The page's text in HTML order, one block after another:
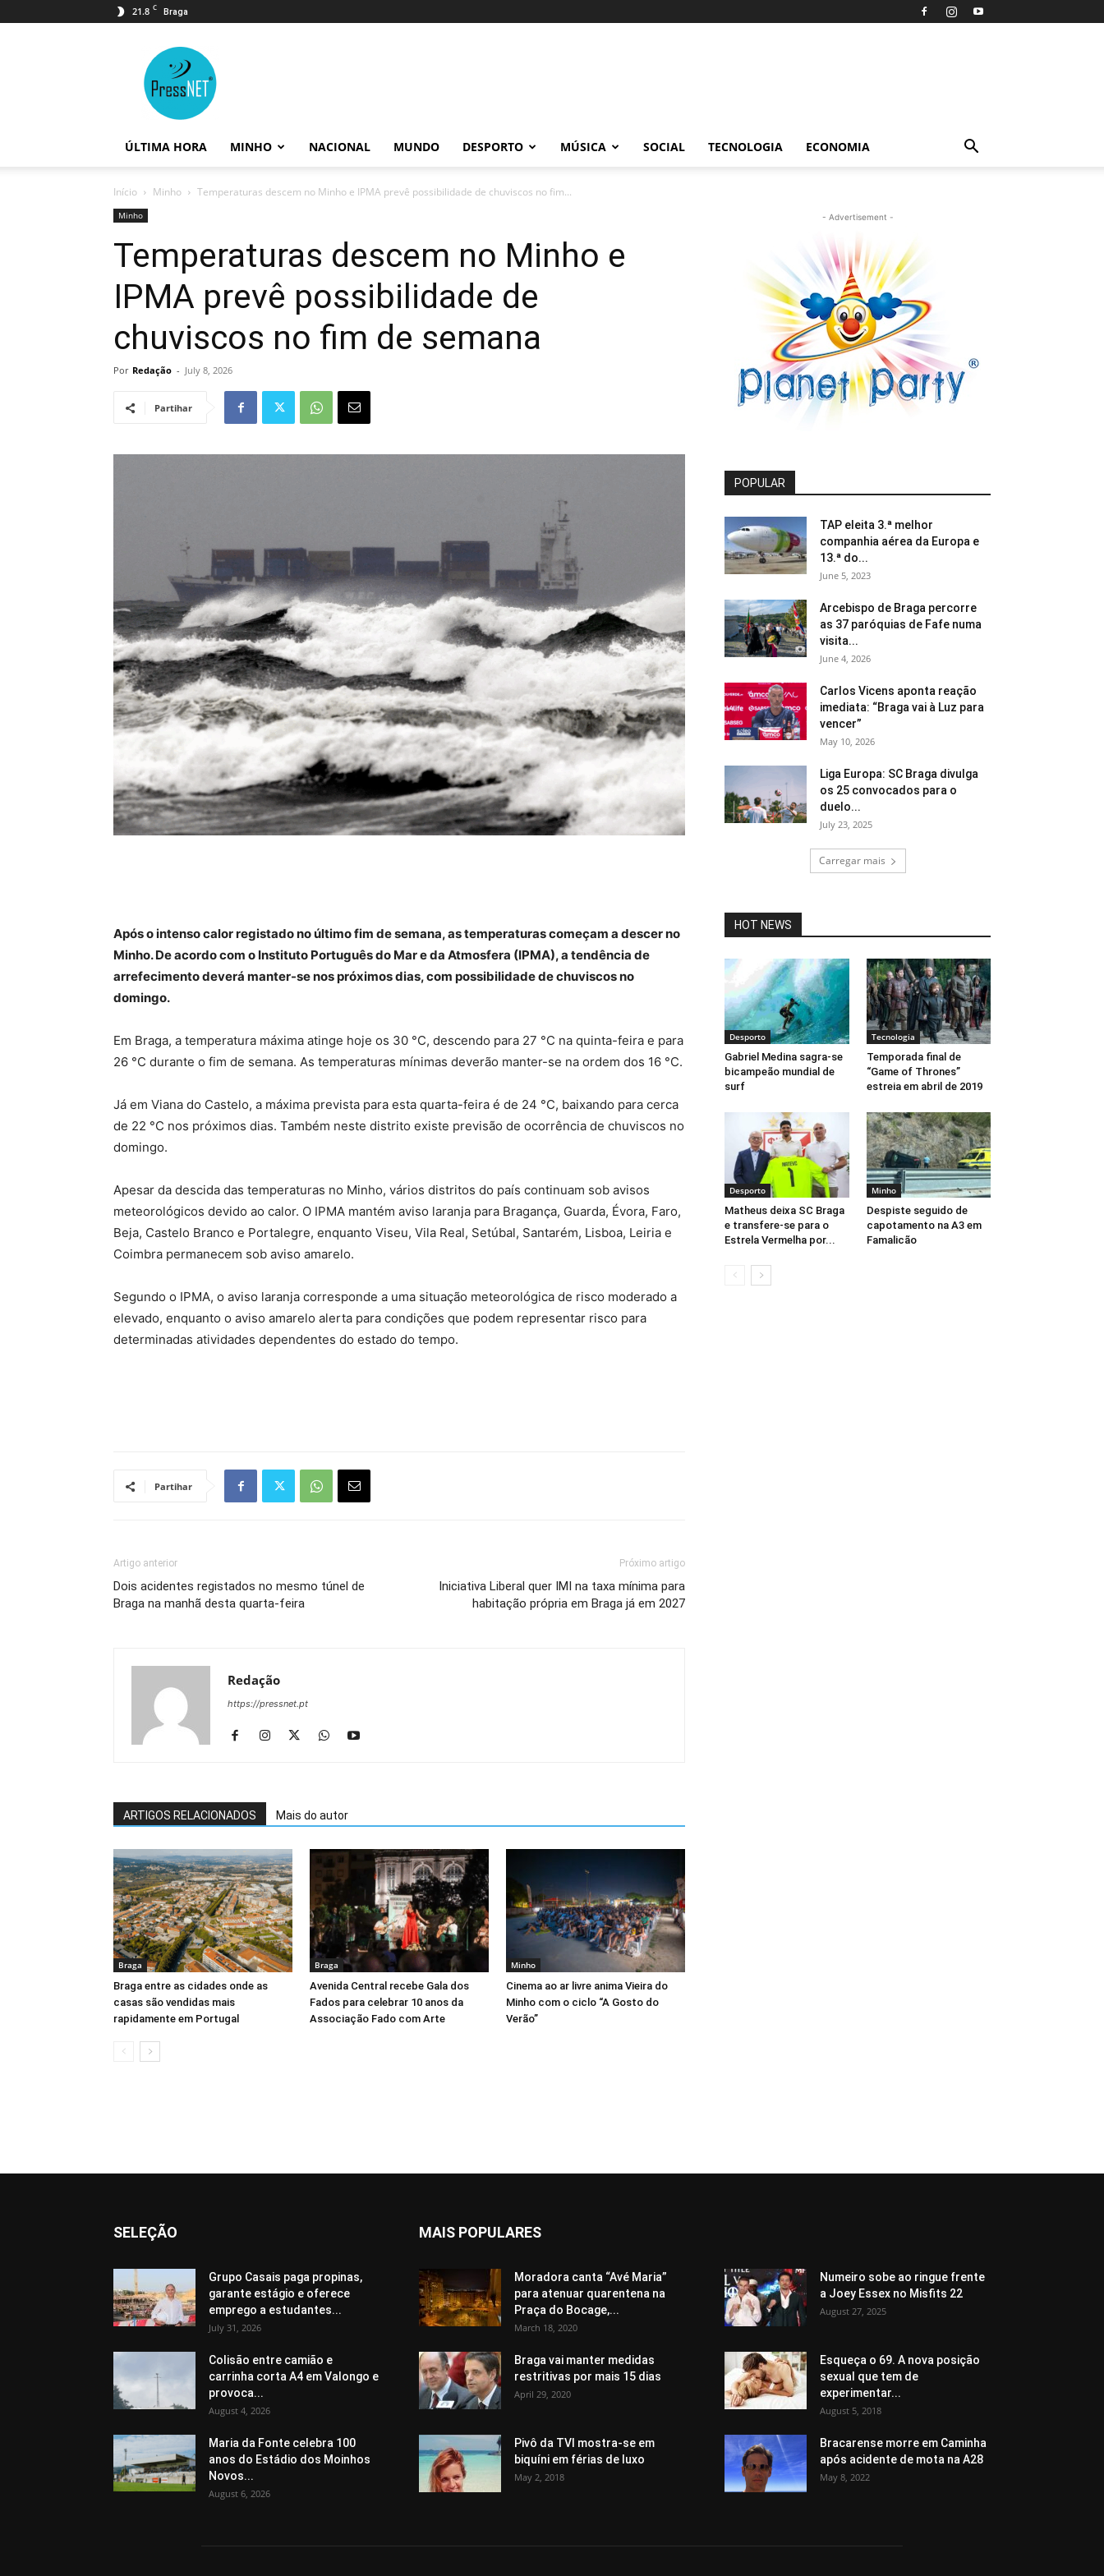
21.8 C Braga
ÚLTIMA HORA MINHO NACIONAL MUNDO DESPORTO MÚSICA SOCIAL TECNOLOGIA ECONOMIA
Início Minho Temperaturas descem no Minho e IPMA prevê possibilidade de chuviscos no fim...
Minho
Temperaturas descem no Minho e
IPMA prevê possibilidade de
chuviscos no fim de semana
Por Redação - July 8, 2026
Partihar
Após o intenso calor registado no último fim de semana, as temperaturas começam a descer no
Minho. De acordo com o Instituto Português do Mar e da Atmosfera (IPMA), a tendência de
arrefecimento deverá manter-se nos próximos dias, com possibilidade de chuviscos no
domingo.
Em Braga, a temperatura máxima atinge hoje os 30 °C, descendo para 27 °C na quinta-feira e para
26 °C durante o fim de semana. As temperaturas mínimas deverão manter-se na ordem dos 16 °C.
Já em Viana do Castelo, a máxima prevista para esta quarta-feira é de 24 °C, baixando para cerca
de 22 °C nos próximos dias. Também neste distrito existe previsão de ocorrência de chuviscos no
domingo.
Apesar da descida das temperaturas no Minho, vários distritos do país continuam sob avisos
meteorológicos devido ao calor. O IPMA mantém aviso laranja para Bragança, Guarda, Évora, Faro,
Beja, Castelo Branco e Portalegre, enquanto Viseu, Vila Real, Setúbal, Santarém, Lisboa, Leiria e
Coimbra permanecem sob aviso amarelo.
Segundo o IPMA, o aviso laranja corresponde a uma situação meteorológica de risco moderado a
elevado, enquanto o aviso amarelo alerta para condições que podem representar risco para
determinadas atividades dependentes do estado do tempo.
Partihar
Artigo anterior
Dois acidentes registados no mesmo túnel de
Braga na manhã desta quarta-feira
Próximo artigo
Iniciativa Liberal quer IMI na taxa mínima para
habitação própria em Braga já em 2027
Redação
https://pressnet.pt
ARTIGOS RELACIONADOS Mais do autor
Braga
Braga entre as cidades onde as
casas são vendidas mais
rapidamente em Portugal
Braga
Avenida Central recebe Gala dos
Fados para celebrar 10 anos da
Associação Fado com Arte
Minho
Cinema ao ar livre anima Vieira do
Minho com o ciclo “A Gosto do
Verão”
- Advertisement -
POPULAR
TAP eleita 3.ª melhor
companhia aérea da Europa e
13.ª do...
June 5, 2023
Arcebispo de Braga percorre
as 37 paróquias de Fafe numa
visita...
June 4, 2026
Carlos Vicens aponta reação
imediata: “Braga vai à Luz para
vencer”
May 10, 2026
Liga Europa: SC Braga divulga
os 25 convocados para o
duelo...
July 23, 2025
Carregar mais
HOT NEWS
Desporto
Gabriel Medina sagra-se
bicampeão mundial de
surf
Tecnologia
Temporada final de
“Game of Thrones”
estreia em abril de 2019
Desporto
Matheus deixa SC Braga
e transfere-se para o
Estrela Vermelha por...
Minho
Despiste seguido de
capotamento na A3 em
Famalicão
SELEÇÃO
Grupo Casais paga propinas,
garante estágio e oferece
emprego a estudantes...
July 31, 2026
Colisão entre camião e
carrinha corta A4 em Valongo e
provoca...
August 4, 2026
Maria da Fonte celebra 100
anos do Estádio dos Moinhos
Novos...
August 6, 2026
MAIS POPULARES
Moradora canta “Avé Maria”
para atenuar quarentena na
Praça do Bocage,...
March 18, 2020
Numeiro sobe ao ringue frente
a Joey Essex no Misfits 22
August 27, 2025
Braga vai manter medidas
restritivas por mais 15 dias
April 29, 2020
Esqueça o 69. A nova posição
sexual que tem de
experimentar...
August 5, 2018
Pivô da TVI mostra-se em
biquíni em férias de luxo
May 2, 2018
Bracarense morre em Caminha
após acidente de mota na A28
May 8, 2022